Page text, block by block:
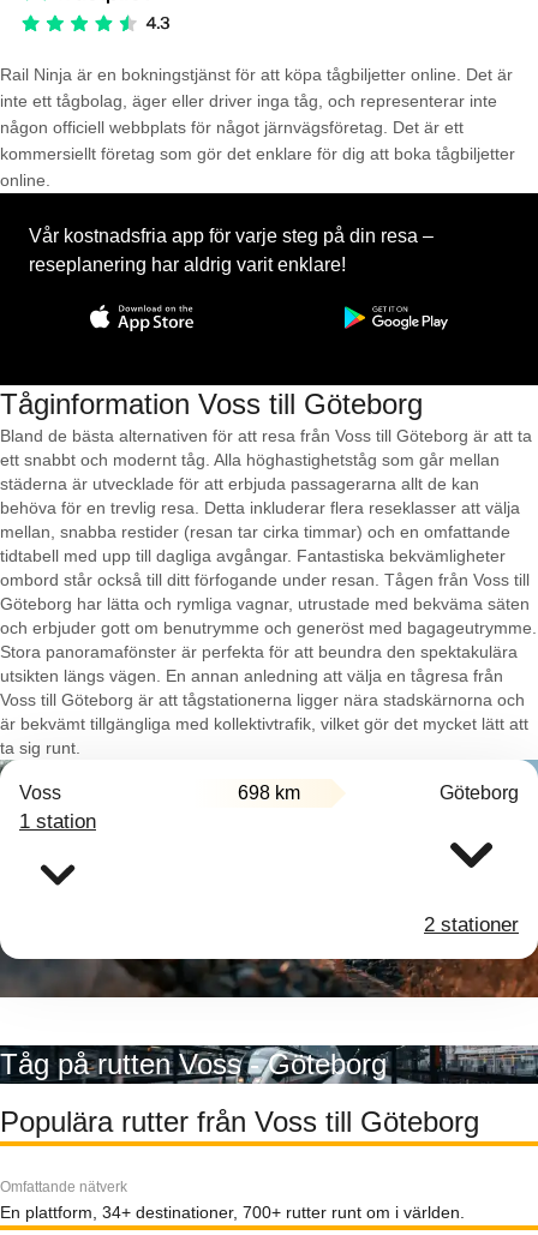
Rail Ninja är en bokningstjänst för att köpa tågbiljetter online. Det är
inte ett tågbolag, äger eller driver inga tåg, och representerar inte
någon officiell webbplats för något järnvägsföretag. Det är ett
kommersiellt företag som gör det enklare för dig att boka tågbiljetter
online.
Vår kostnadsfria app för varje steg på din resa –
reseplanering har aldrig varit enklare!
Tåginformation Voss till Göteborg
Bland de bästa alternativen för att resa från Voss till Göteborg är att ta
ett snabbt och modernt tåg. Alla höghastighetståg som går mellan
städerna är utvecklade för att erbjuda passagerarna allt de kan
behöva för en trevlig resa. Detta inkluderar flera reseklasser att välja
mellan, snabba restider (resan tar cirka timmar) och en omfattande
tidtabell med upp till dagliga avgångar. Fantastiska bekvämligheter
ombord står också till ditt förfogande under resan. Tågen från Voss till
Göteborg har lätta och rymliga vagnar, utrustade med bekväma säten
och erbjuder gott om benutrymme och generöst med bagageutrymme.
Stora panoramafönster är perfekta för att beundra den spektakulära
utsikten längs vägen. En annan anledning att välja en tågresa från
Voss till Göteborg är att tågstationerna ligger nära stadskärnorna och
är bekvämt tillgängliga med kollektivtrafik, vilket gör det mycket lätt att
ta sig runt.
Voss 698 km Göteborg
1 station
2 stationer
Tåg på rutten Voss - Göteborg
Populära rutter från Voss till Göteborg
Omfattande nätverk
En plattform, 34+ destinationer, 700+ rutter runt om i världen.